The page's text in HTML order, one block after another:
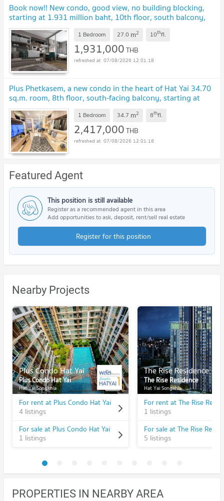
Book now!! New condo, good view, no building blocking,
starting at 1.931 million baht, 10th floor, south balcony,
27 sq.m. UPDATE !
1 Bedroom 27.0 m2 10thfl.
1,931,000THB
07/08/2026 12:01:18
Plus Phetkasem, a new condo in the heart of Hat Yai 34.70
sq.m. room, 8th floor, south-facing balcony, starting at
2.417 million baht
1 Bedroom 34.7 m2 8thfl.
2,417,000THB
07/08/2026 12:01:18
Featured Agent
This position is still available
Register as a recommended agent in this area
Add opportunities to ask, deposit, rent/sell real estate
Register for this position
Nearby Projects
Plus Condo Hat Yai
Plus Condo Hat Yai
Hat Yai Songkhla
For rent at Plus Condo Hat Yai
4 listings
For sale at Plus Condo Hat Yai
1 listings
The Rise Residence
The Rise Residence
Hat Yai Songkhla
For rent at The Rise
1 listings
For sale at The Rise
5 listings
PROPERTIES IN NEARBY AREA